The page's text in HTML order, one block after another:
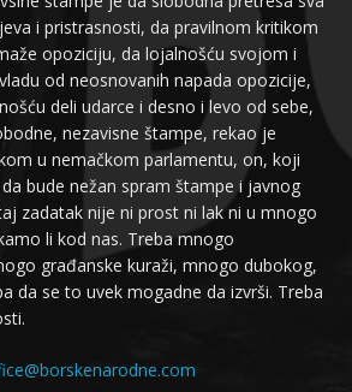
i pristrasnosti, da pravilnom kritikom
opoziciju, da lojalnošću svojom i
od neosnovanih napada opozicije,
deli udarce i desno i levo od sebe,
nezavisne štampe, rekao je
u nemačkom parlamentu, on, koji
bude nežan spram štampe i javnog
zadatak nije ni prost ni lak ni u mnogo
li kod nas. Treba mnogo
građanske kuraži, mnogo dubokog,
da se to uvek mogadne da izvrši. Treba